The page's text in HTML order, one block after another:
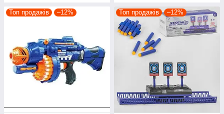
Топ продажів –12% Топ продажів –12%